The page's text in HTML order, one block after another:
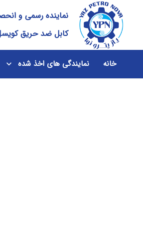
نماینده رسمی و
کابل ضد حریق کویسل
خانه نمایندگی های اخذ شده